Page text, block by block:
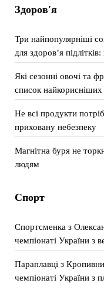
Здоров'я
Три найпопулярніші
для здоров’я
Які сезонні овочі та
список найкорисніших
Не всі продукти
приховану небезпеку
Магнітна буря не
людям
Спорт
Спортсменка з
чемпіонаті України з
Параплавці з
чемпіонаті України з